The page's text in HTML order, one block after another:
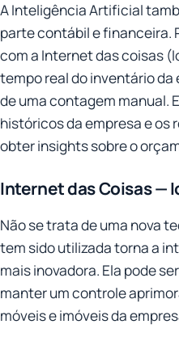
A Inteligência Artificial
parte contábil e financeira.
com a Internet das coisas
tempo real do inventário
de uma contagem manual.
históricos da empresa e os
obter insights sobre o
Internet das Coisas —
Não se trata de uma nova
tem sido utilizada torna a
mais inovadora. Ela pode
manter um controle
móveis e imóveis da